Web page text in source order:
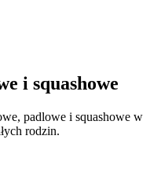
i squashowe
padlowe i squashowe w
rodzin.